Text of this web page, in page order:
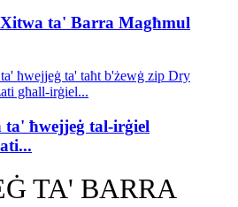
ta' Barra Magħmul
ta' ħwejjeġ tal-irġiel
TA' BARRA